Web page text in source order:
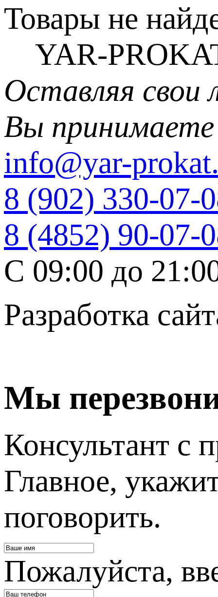
Товары не
YAR-
Оставляя свои
Вы
info@yar-
8 (902) 330-07-
8 (4852) 90-07-
C 09:00 до
Разработка
Мы
Консультант с
Главное,
поговорить.
Пожалуйста,